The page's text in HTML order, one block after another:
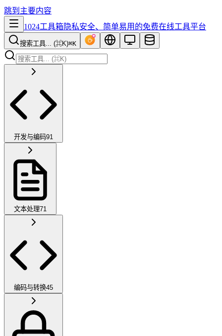
跳到主要内容
1024工具箱隐私安全、简单易用的免费在线工具平台
搜索工具... (⌘K)⌘K
开发与编码91
文本处理71
编码与转换45